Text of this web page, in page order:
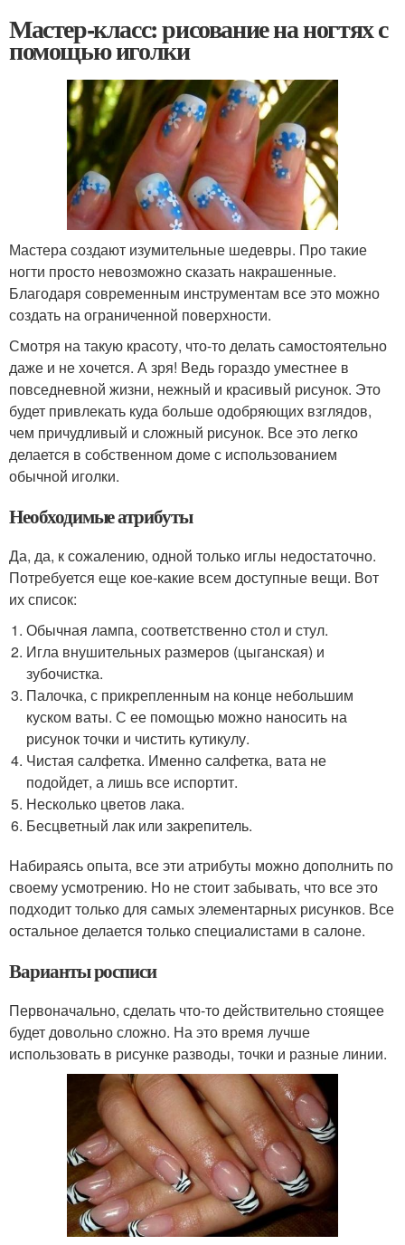
Мастер-класс: рисование на ногтях с
помощью иголки
Мастера создают изумительные шедевры. Про такие
ногти просто невозможно сказать накрашенные.
Благодаря современным инструментам все это можно
создать на ограниченной поверхности.
Смотря на такую красоту, что-то делать самостоятельно
даже и не хочется. А зря! Ведь гораздо уместнее в
повседневной жизни, нежный и красивый рисунок. Это
будет привлекать куда больше одобряющих взглядов,
чем причудливый и сложный рисунок. Все это легко
делается в собственном доме с использованием
обычной иголки.
Необходимые атрибуты
Да, да, к сожалению, одной только иглы недостаточно.
Потребуется еще кое-какие всем доступные вещи. Вот
их список:
Обычная лампа, соответственно стол и стул.
Игла внушительных размеров (цыганская) и
зубочистка.
Палочка, с прикрепленным на конце небольшим
куском ваты. С ее помощью можно наносить на
рисунок точки и чистить кутикулу.
Чистая салфетка. Именно салфетка, вата не
подойдет, а лишь все испортит.
Несколько цветов лака.
Бесцветный лак или закрепитель.
Набираясь опыта, все эти атрибуты можно дополнить по
своему усмотрению. Но не стоит забывать, что все это
подходит только для самых элементарных рисунков. Все
остальное делается только специалистами в салоне.
Варианты росписи
Первоначально, сделать что-то действительно стоящее
будет довольно сложно. На это время лучше
использовать в рисунке разводы, точки и разные линии.